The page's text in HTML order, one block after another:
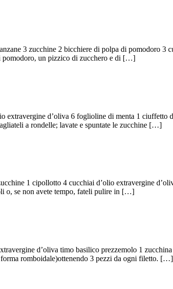
3 zucchine 2 bicchiere di polpa di pomodoro
pomodoro, un pizzico di zucchero e di […]
d’oliva 6 foglioline di menta 1 ciuffetto
a rondelle; lavate e spuntate le zucchine […]
1 cipollotto 4 cucchiai d’olio extravergine
o, se non avete tempo, fateli pulire in […]
d’oliva timo basilico prezzemolo 1
romboidale)ottenendo 3 pezzi da ogni filetto. […]